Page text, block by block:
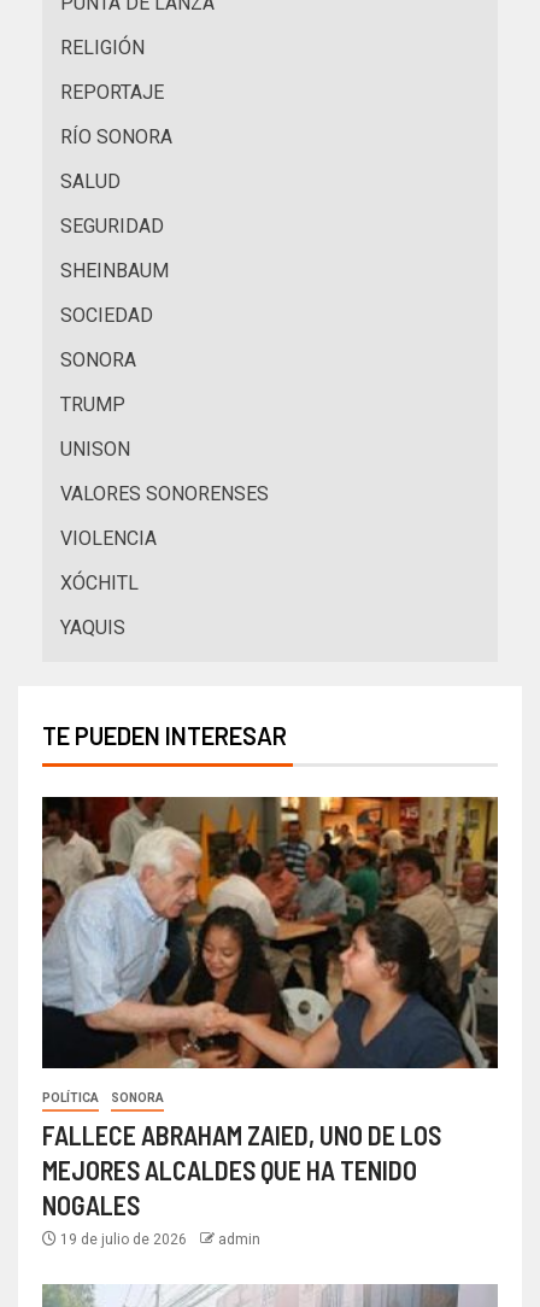
RELIGIÓN
REPORTAJE
RÍO SONORA
SALUD
SEGURIDAD
SHEINBAUM
SOCIEDAD
SONORA
TRUMP
UNISON
VALORES SONORENSES
VIOLENCIA
XÓCHITL
YAQUIS
TE PUEDEN INTERESAR
POLÍTICA SONORA
FALLECE ABRAHAM ZAIED, UNO DE LOS
MEJORES ALCALDES QUE HA TENIDO
NOGALES
19 de julio de 2026 admin